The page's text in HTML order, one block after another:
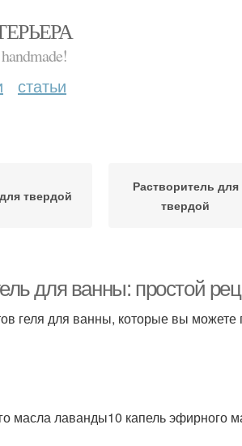
статьи
твердой
Растворитель для
твердой
для ванны: простой
геля для ванны, которые вы можете
масла лаванды10 капель эфирного